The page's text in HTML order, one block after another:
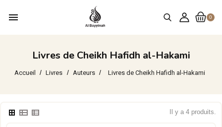
0
menu
Livres de Cheikh Hafidh al-Hakami
Accueil Livres Auteurs Livres de Cheikh Hafidh al-Hakami
Il y a 4 produits.